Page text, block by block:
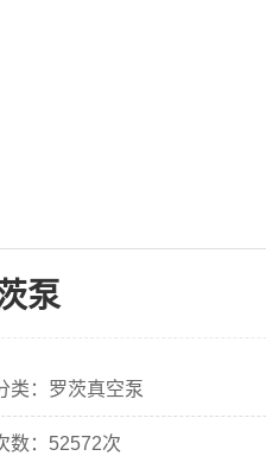
泵
类：罗茨真空泵
数：52572次